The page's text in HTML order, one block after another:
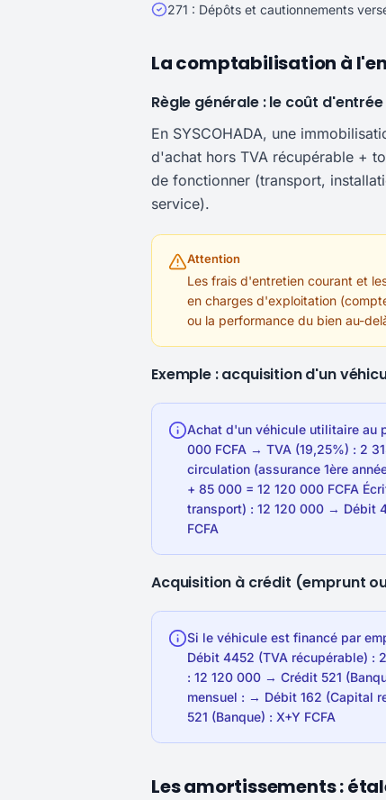
271 : Dépôts et cautionnements
La comptabilisation à
Règle générale : le coût d'entrée
En SYSCOHADA, une
d'achat hors TVA récupérable +
de fonctionner (transport,
service).
Attention
Les frais d'entretien courant et
en charges d'exploitation
ou la performance du bien au-
Exemple : acquisition d'un
Achat d'un véhicule utilitaire au
000 FCFA → TVA (19,25%) : 2
circulation (assurance 1ère
+ 85 000 = 12 120 000 FCFA
transport) : 12 120 000 → Débit
FCFA
Acquisition à crédit (emprunt
Si le véhicule est financé par
Débit 4452 (TVA récupérable) :
: 12 120 000 → Crédit 521
mensuel : → Débit 162 (Capital
521 (Banque) : X+Y FCFA
Les amortissements :